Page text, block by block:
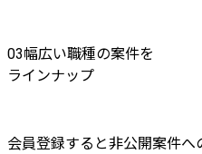
03幅広い職種の案件を
ラインナップ
会員登録すると非公開案件